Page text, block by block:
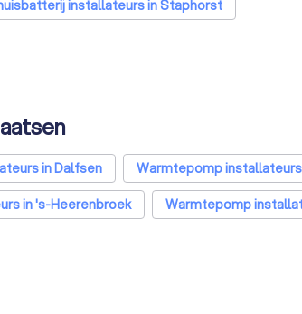
installateurs in Staphorst
in Dalfsen
Warmtepomp
in 's-Heerenbroek
Warmtepomp
in Amsterdam